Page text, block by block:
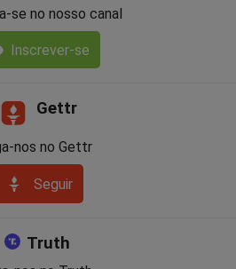
se no nosso canal
Inscrever-se
Gettr
nos no Gettr
Seguir
Truth